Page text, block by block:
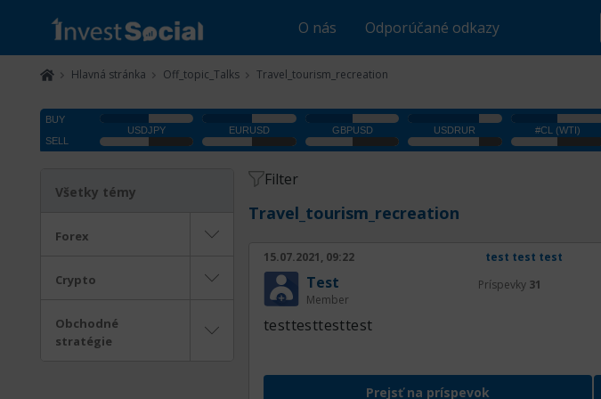
O nás Odporúčané odkazy
Hlavná stránka Off_topic_Talks Travel_tourism_recreation
Všetky témy
Forex
Crypto
Obchodné
stratégie
Filter
Travel_tourism_recreation
15.07.2021, 09:22 test test test
Test
Member
Príspevky 31
testtesttesttest
Prejsť na príspevok